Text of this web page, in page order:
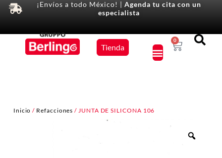
¡Envíos a todo México! | Agenda tu cita con un
especialista
Tienda
0
Inicio / Refacciones / JUNTA DE SILICONA 106